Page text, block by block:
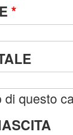
*
di questo